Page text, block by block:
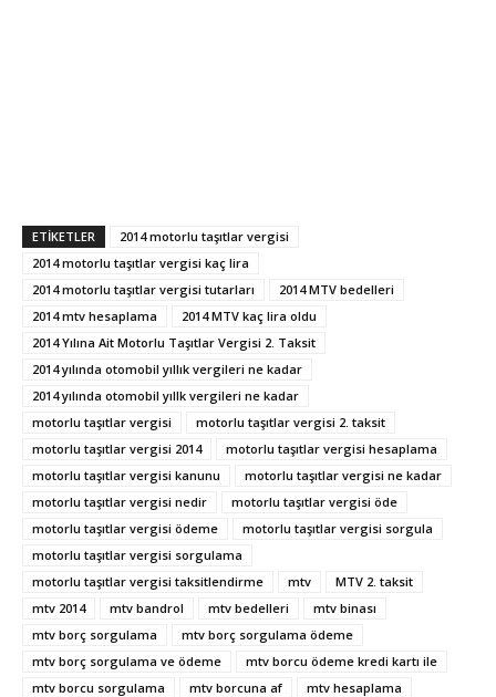
ETIKETLER
2014 motorlu taşıtlar vergisi
2014 motorlu taşıtlar vergisi kaç lira
2014 motorlu taşıtlar vergisi tutarları
2014 MTV bedelleri
2014 mtv hesaplama
2014 MTV kaç lira oldu
2014 Yılına Ait Motorlu Taşıtlar Vergisi 2. Taksit
2014 yılında otomobil yıllık vergileri ne kadar
2014 yılında otomobil yıllk vergileri ne kadar
motorlu taşıtlar vergisi
motorlu taşıtlar vergisi 2. taksit
motorlu taşıtlar vergisi 2014
motorlu taşıtlar vergisi hesaplama
motorlu taşıtlar vergisi kanunu
motorlu taşıtlar vergisi ne kadar
motorlu taşıtlar vergisi nedir
motorlu taşıtlar vergisi öde
motorlu taşıtlar vergisi ödeme
motorlu taşıtlar vergisi sorgula
motorlu taşıtlar vergisi sorgulama
motorlu taşıtlar vergisi taksitlendirme
mtv
MTV 2. taksit
mtv 2014
mtv bandrol mtv bedelleri
mtv binası
mtv borç sorgulama
mtv borç sorgulama ödeme
mtv borç sorgulama ve ödeme
mtv borcu ödeme kredi kartı ile
mtv borcu sorgulama
mtv borcuna af
mtv hesaplama